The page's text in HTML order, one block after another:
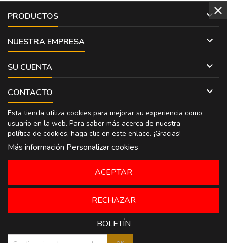
PRODUCTOS 
NUESTRA EMPRESA 
SU CUENTA 
CONTACTO 
Esta tienda utiliza cookies para mejorar su experiencia como
usuario en la web. Para saber más acerca de nuestra
política de cookies, haga clic en este enlace. ¡Gracias!
Más información Personalizar cookies
RECHAZAR
ACEPTAR
BOLETÍN